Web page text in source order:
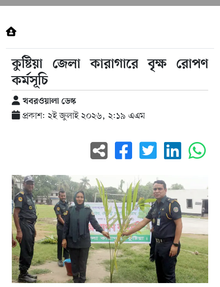
কুষ্টিয়া জেলা কারাগারে বৃক্ষ রোপণ
কর্মসূচি
খবরওয়ালা ডেস্ক
প্রকাশ: ২ই জুলাই ২০২৬, ২:১৯ এএম